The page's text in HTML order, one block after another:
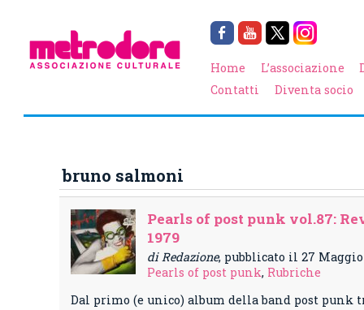
Home L’associazione
Contatti
Diventa socio
bruno salmoni
Pearls of post punk vol.87:
1979
di Redazione, pubblicato il 27 Maggio
Pearls of post punk, Rubriche
Dal primo (e unico) album della band post punk